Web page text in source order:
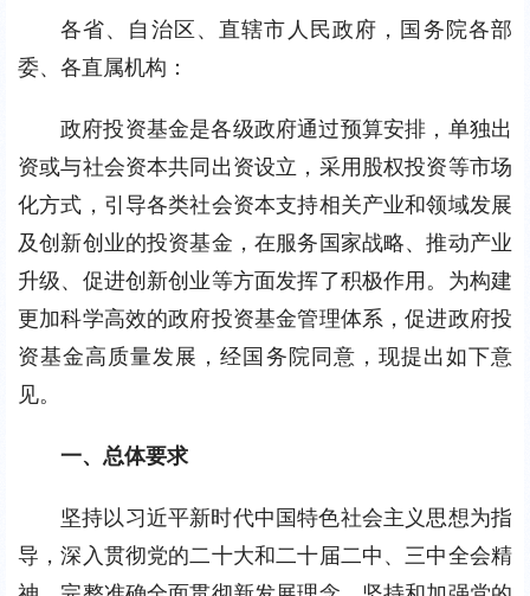
各省、自治区、直辖市人民政府，国务院各部
委、各直属机构：
政府投资基金是各级政府通过预算安排，单独出
资或与社会资本共同出资设立，采用股权投资等市场
化方式，引导各类社会资本支持相关产业和领域发展
及创新创业的投资基金，在服务国家战略、推动产业
升级、促进创新创业等方面发挥了积极作用。为构建
更加科学高效的政府投资基金管理体系，促进政府投
资基金高质量发展，经国务院同意，现提出如下意
见。
一、总体要求
坚持以习近平新时代中国特色社会主义思想为指
导，深入贯彻党的二十大和二十届二中、三中全会精